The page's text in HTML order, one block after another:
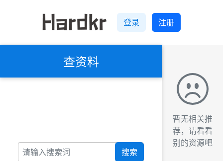
登录 注册
查资料
搜索
暂无相关推
荐，请看看
别的资源吧